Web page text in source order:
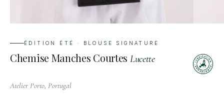
ÉDITION ÉTÉ · BLOUSE SIGNATURE
Chemise Manches Courtes Lucette
Atelier Porto, Portugal